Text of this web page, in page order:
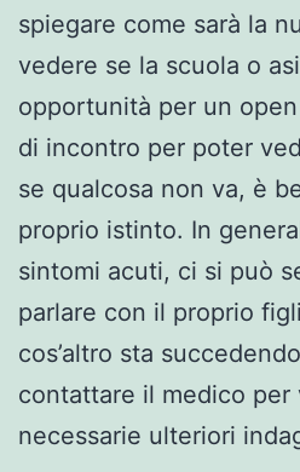
spiegare come sarà la
vedere se la scuola o
opportunità per un
di incontro per poter
se qualcosa non va, è
proprio istinto. In
sintomi acuti, ci si può
parlare con il proprio
cos’altro sta
contattare il medico per
necessarie ulteriori